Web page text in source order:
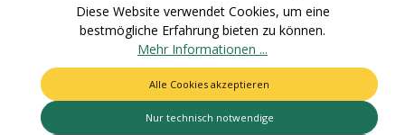
Deine Vorteile
Diese Website verwendet Cookies, um eine
bestmögliche Erfahrung bieten zu können.
Mehr Informationen ...
Nur technisch notwendige
Alle Cookies akzeptieren